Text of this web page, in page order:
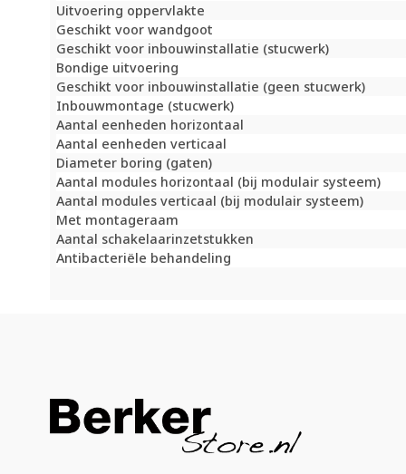
Uitvoering oppervlakte
Geschikt voor wandgoot
Geschikt voor inbouwinstallatie (stucwerk)
Bondige uitvoering
Geschikt voor inbouwinstallatie (geen stucwerk)
Inbouwmontage (stucwerk)
Aantal eenheden horizontaal
Aantal eenheden verticaal
Diameter boring (gaten)
Aantal modules horizontaal (bij modulair systeem)
Aantal modules verticaal (bij modulair systeem)
Met montageraam
Aantal schakelaarinzetstukken
Antibacteriële behandeling